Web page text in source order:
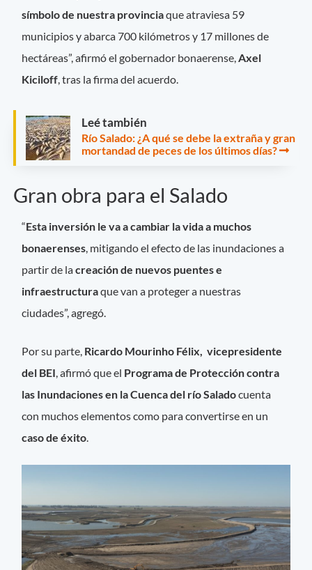
símbolo de nuestra provinciaque atraviesa 59
municipios y abarca 700 kilómetros y 17 millones de
hectáreas”, afirmó el gobernador bonaerense, Axel
Kiciloff , tras la firma del acuerdo.
Leé también
Río Salado: ¿A qué se debe la extraña y gran
mortandad de peces de los últimos días?
Gran obra para el Salado
“Esta inversión le va a cambiar la vida a muchos
bonaerenses, mitigando el efecto de las inundaciones a
partir de lacreación de nuevos puentes e
infraestructuraque van a proteger a nuestras
ciudades”, agregó.
Por su parte, Ricardo Mourinho Félix, vicepresidente
del BEI, afirmó que el Programa de Protección contra
las Inundaciones en la Cuenca del río Saladocuenta
con muchos elementos como para convertirse en un
caso de éxito.